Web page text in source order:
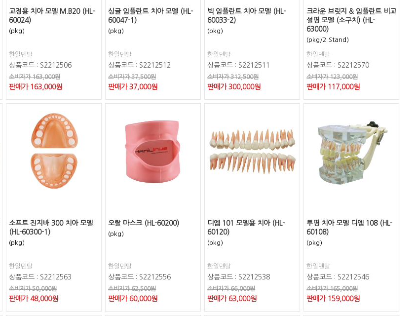
교정용 치아 모델 M.B20 (HL-
60024)
(pkg)
한일덴탈
상품코드 : S2212506
소비자가 163,000원
판매가 163,000원
싱글 임플란트 치아 모델 (HL-
60047-1)
(pkg)
한일덴탈
상품코드 : S2212512
소비자가 37,500원
판매가 37,000원
빅 임플란트 치아 모델 (HL-
60033-2)
(pkg)
한일덴탈
상품코드 : S2212511
소비자가 312,500원
판매가 300,000원
크라운 브릿지 & 임플란트 비교
설명 모델 (소구치) (HL-
63000)
(pkg/2 Stand)
한일덴탈
상품코드 : S2212570
소비자가 123,000원
판매가 117,000원
소프트 진지바 300 치아 모델
(HL-60300-1)
(pkg)
한일덴탈
상품코드 : S2212563
소비자가 50,000원
판매가 48,000원
오랄 마스크 (HL-60200)
(pkg)
한일덴탈
상품코드 : S2212556
소비자가 62,500원
판매가 60,000원
디엠 101 모델용 치아 (HL-
60120)
(pkg)
한일덴탈
상품코드 : S2212538
소비자가 66,000원
판매가 63,000원
투명 치아 모델 디엠 108 (HL-
60108)
(pkg)
한일덴탈
상품코드 : S2212546
소비자가 165,000원
판매가 159,000원